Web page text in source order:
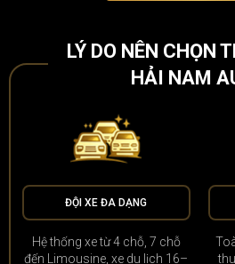
LÝ DO NÊN CHỌN
HẢI NAM
ĐỘI XE ĐA DẠNG
Hệ thống xe từ 4 chỗ, 7 chỗ
đến Limousine, xe du lịch 16–